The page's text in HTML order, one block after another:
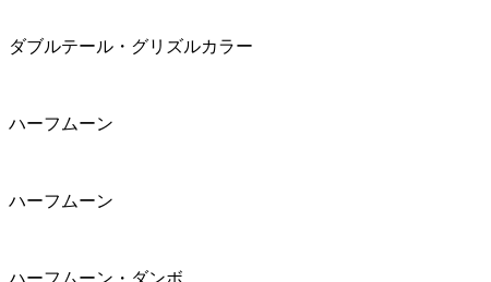
ダブルテール・グリズルカラー
ハーフムーン
ハーフムーン